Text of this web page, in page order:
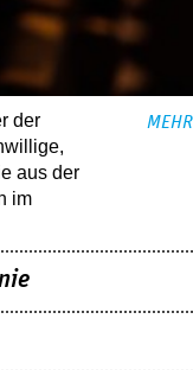
der
aus der
im
MEHR